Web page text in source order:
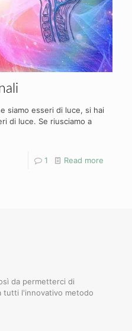
siamo esseri di luce, si hai
di luce. Se riusciamo a
1 Read more
da permetterci di
tutti l'innovativo metodo